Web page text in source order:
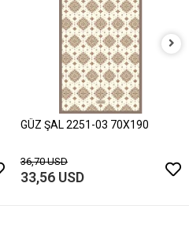
GÜZ ŞAL 2251-03 70X190
36,70 USD
33,56 USD